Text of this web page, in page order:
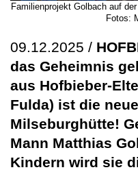
Familienprojekt Golbach auf
Fotos:
09.12.2025 /
das Geheimnis
aus Hofbieber-
Fulda) ist die
Milseburghütte!
Mann Matthias
Kindern wird sie